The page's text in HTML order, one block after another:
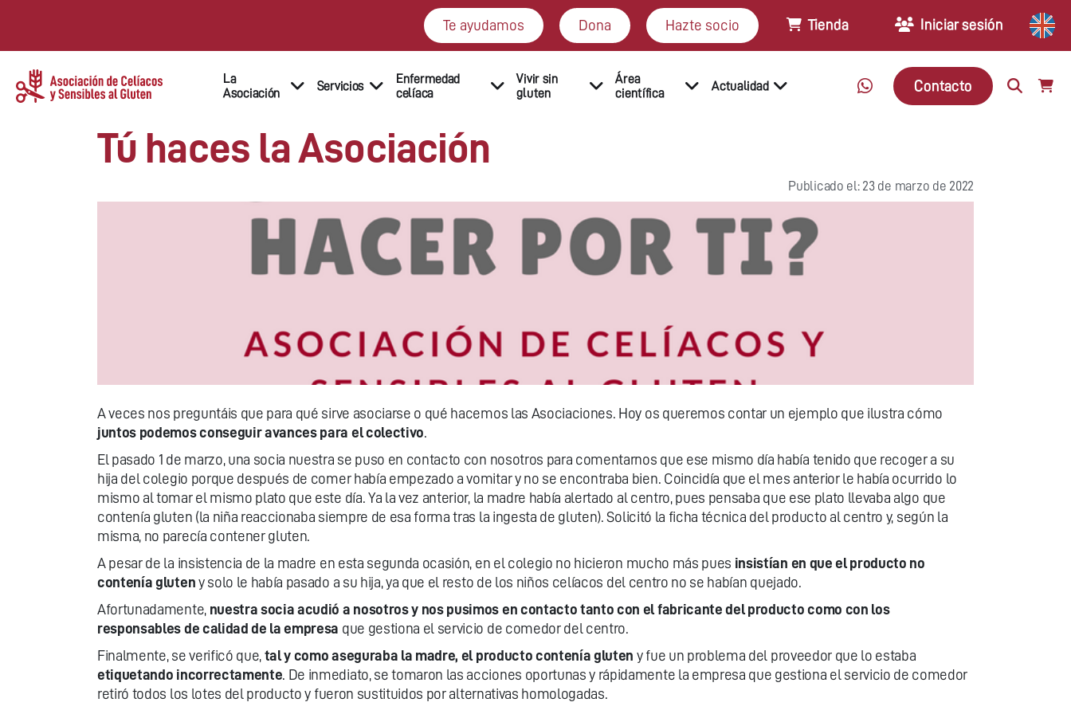
Te ayudamos Dona Hazte socio Tienda Iniciar sesión
La
Asociación
Servicios
Enfermedad
celíaca
Vivir sin
gluten
Área
científica
Actualidad Contacto
Tú haces la Asociación
Publicado el: 23 de marzo de 2022
A veces nos preguntáis que para qué sirve asociarse o qué hacemos las Asociaciones. Hoy os queremos contar un ejemplo que ilustra cómo
juntos podemos conseguir avances para el colectivo.
El pasado 1 de marzo, una socia nuestra se puso en contacto con nosotros para comentarnos que ese mismo día había tenido que recoger a su
hija del colegio porque después de comer había empezado a vomitar y no se encontraba bien. Coincidía que el mes anterior le había ocurrido lo
mismo al tomar el mismo plato que este día. Ya la vez anterior, la madre había alertado al centro, pues pensaba que ese plato llevaba algo que
contenía gluten (la niña reaccionaba siempre de esa forma tras la ingesta de gluten). Solicitó la ficha técnica del producto al centro y, según la
misma, no parecía contener gluten.
A pesar de la insistencia de la madre en esta segunda ocasión, en el colegio no hicieron mucho más pues insistían en que el producto no
contenía gluten y solo le había pasado a su hija, ya que el resto de los niños celíacos del centro no se habían quejado.
Afortunadamente, nuestra socia acudió a nosotros y nos pusimos en contacto tanto con el fabricante del producto como con los
responsables de calidad de la empresa que gestiona el servicio de comedor del centro.
Finalmente, se verificó que, tal y como aseguraba la madre, el producto contenía gluten y fue un problema del proveedor que lo estaba
etiquetando incorrectamente. De inmediato, se tomaron las acciones oportunas y rápidamente la empresa que gestiona el servicio de comedor
retiró todos los lotes del producto y fueron sustituidos por alternativas homologadas.